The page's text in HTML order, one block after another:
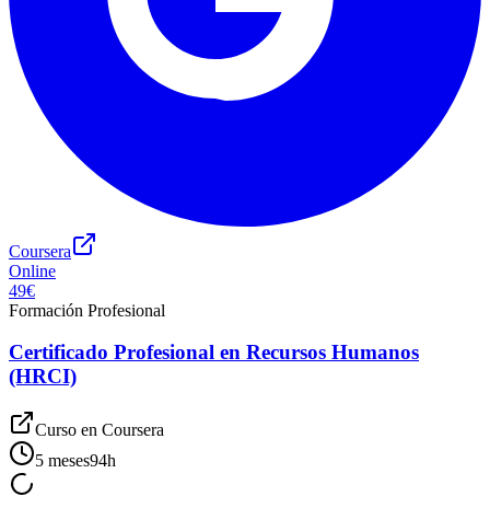
Coursera
Online
49€
Formación Profesional
Certificado Profesional en Recursos Humanos
(HRCI)
Curso en Coursera
5 meses94h